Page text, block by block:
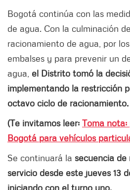
Bogotá continúa con las
de agua. Con la culminación
racionamiento de agua, por
embalses y para prevenir un
agua, el Distrito tomó la
implementando la restricción
octavo ciclo de racionamiento.
(Te invitamos leer: Toma
Bogotá para vehículos
Se continuará la secuencia
servicio desde este jueves 13
iniciando con el turno uno.